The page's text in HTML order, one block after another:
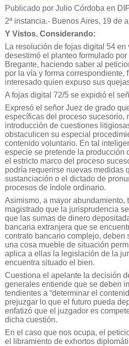
Publicado por Julio Córdoba en
2ª instancia.- Buenos Aires, 19 de
Y Vistos. Considerando:
La resolución de fojas digital 54
desestimó el planteo formulado
Bregante, haciendo saber al
por la vía y forma correspondiente,
interesado quien expuso sus
A fojas digital 72/5 se expidió el
Expresó el señor Juez de grado
específicas del proceso sucesorio,
introducción de cuestiones
obstaculicen su especial
contenido voluntario. En tal
especie se pretende la producción
el estricto marco del proceso
podría requerirse nuevas medidas
sustanciación o el dictado de
procesos de índole ordinario.
Asimismo, a mayor abundamiento,
magistrado que la jurisprudencia
que las sumas de dinero
bancaria extranjera que se
contrato bancario complejo, deben
una cosa mueble de situación
aplica a ellas la legislación de la
encuentra situado el bien.
Cuestiona el apelante la decisión
generales entiende que se deben
tendientes a “determinar el
prejuzgar lo que el futuro pueda
enfatizó que el juzgador es
dicha cuestión.
En el caso que nos ocupa, el
el libramiento de exhortos